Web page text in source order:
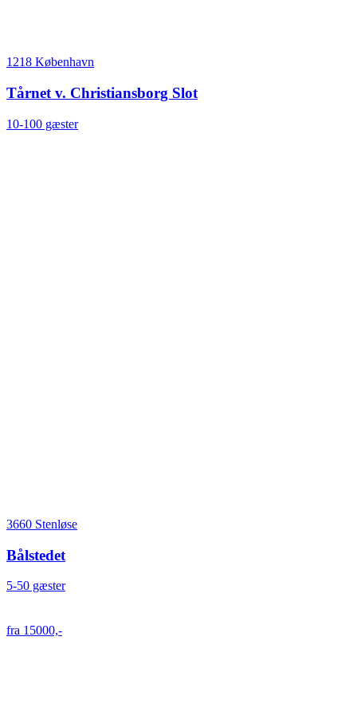
1218 København
Tårnet v. Christiansborg Slot
10-100 gæster
3660 Stenløse
Bålstedet
5-50 gæster
fra 15000,-